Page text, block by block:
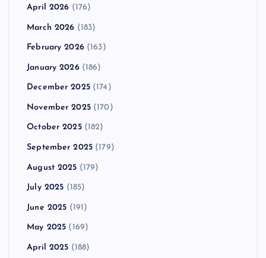
April 2026 (176)
March 2026 (183)
February 2026(163)
January 2026(186)
December 2025(174)
November 2025(170)
October 2025(182)
September 2025 (179)
August 2025 (179)
July 2025 (185)
June 2025 (191)
May 2025 (169)
April 2025 (188)